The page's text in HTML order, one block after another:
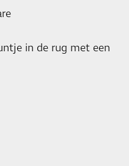
in de rug met een